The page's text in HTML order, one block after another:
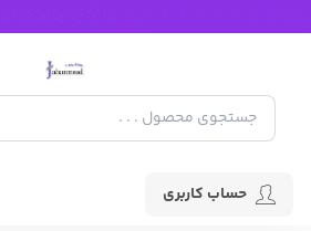
حساب کاربری